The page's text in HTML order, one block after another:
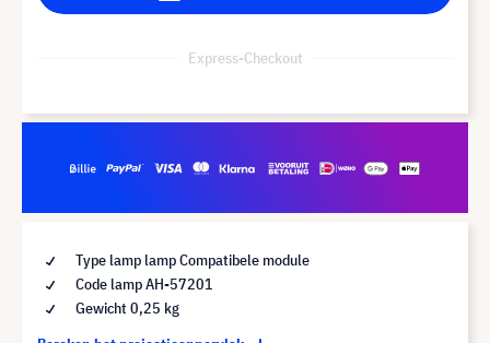
Express-Checkout
Type lamp lamp Compatibele module
Code lamp AH-57201
Gewicht 0,25 kg